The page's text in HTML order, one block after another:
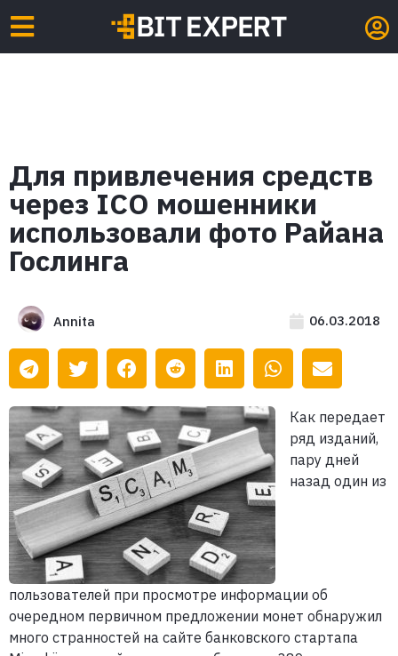
Для привлечения средств
через ICO мошенники
использовали фото Райана
Гослинга
Annita 06.03.2018
Как передает
ряд изданий,
пару дней
назад один из
пользователей при просмотре информации об
очередном первичном предложении монет обнаружил
много странностей на сайте банковского стартапа